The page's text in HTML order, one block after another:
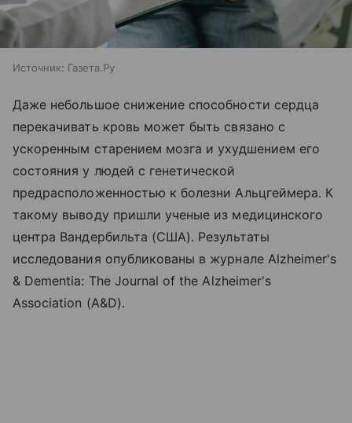
Источник: Газета.Ру
Даже небольшое снижение способности сердца
перекачивать кровь может быть связано с
ускоренным старением мозга и ухудшением его
состояния у людей с генетической
предрасположенностью к болезни Альцгеймера. К
такому выводу пришли ученые из медицинского
центра Вандербильта (США). Результаты
исследования опубликованы в журнале Alzheimer's
& Dementia: The Journal of the Alzheimer's
Association (A&D).